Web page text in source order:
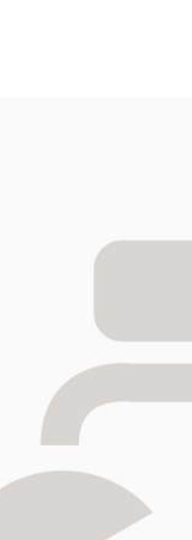
voimassa
Tilausta varten
jonka